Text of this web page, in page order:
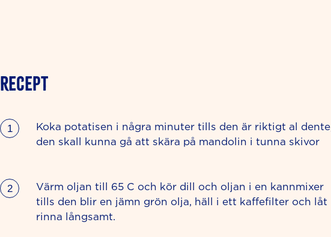
RECEPT
Koka potatisen i några minuter tills den är riktigt al dente,
den skall kunna gå att skära på mandolin i tunna skivor
Värm oljan till 65 C och kör dill och oljan i en kannmixer
tills den blir en jämn grön olja, häll i ett kaffefilter och låt
rinna långsamt.